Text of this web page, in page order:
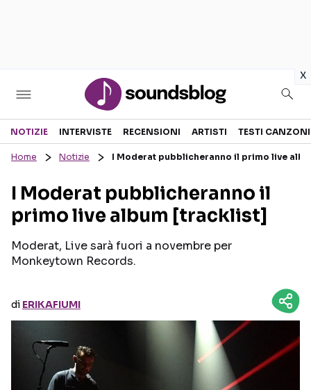
x
Sezioni
RECENSIONI MUSICALI
INTERVISTE
GOSSIP E CURIOSITÀ
TESTI CANZONI
TOUR ED EVENTI
TALENT SHOW
Seguici sui social
NOTIZIE INTERVISTE RECENSIONI ARTISTI TESTI CANZONI
Home Notizie I Moderat pubblicheranno il primo live
I Moderat pubblicheranno il
primo live album [tracklist]
Moderat, Live sarà fuori a novembre per
Monkeytown Records.
di ERIKAFIUMI